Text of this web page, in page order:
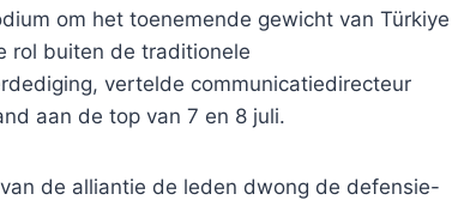
om het toenemende gewicht van Türkiye
rol buiten de traditionele
vertelde communicatiedirecteur
aan de top van 7 en 8 juli.
de alliantie de leden dwong de defensie-